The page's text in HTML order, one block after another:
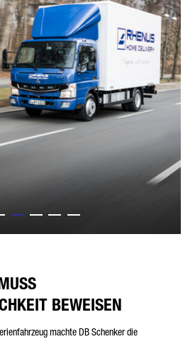
BEWEISEN
machte DB Schenker die